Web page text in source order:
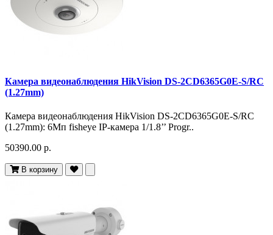
Камера видеонаблюдения HikVision DS-2CD6365G0E-S/RC
(1.27mm)
Камера видеонаблюдения HikVision DS-2CD6365G0E-S/RC
(1.27mm): 6Мп fisheye IP-камера 1/1.8’’ Progr..
50390.00 р.
В корзину